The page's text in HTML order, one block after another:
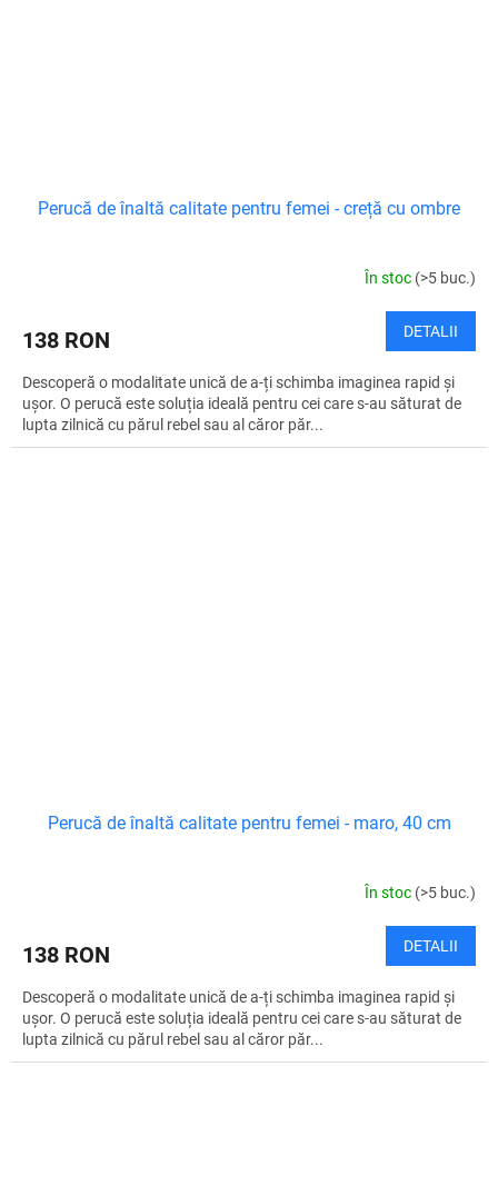
Perucă de înaltă calitate pentru femei - creță cu ombre
În stoc (>5 buc.)
138 RON DETALII
Descoperă o modalitate unică de a-ți schimba imaginea rapid și
ușor. O perucă este soluția ideală pentru cei care s-au săturat de
lupta zilnică cu părul rebel sau al căror păr...
Perucă de înaltă calitate pentru femei - maro, 40 cm
În stoc (>5 buc.)
138 RON DETALII
Descoperă o modalitate unică de a-ți schimba imaginea rapid și
ușor. O perucă este soluția ideală pentru cei care s-au săturat de
lupta zilnică cu părul rebel sau al căror păr...